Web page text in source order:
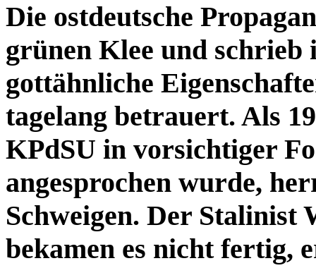
Die ostdeutsche
grünen Klee und
gottähnliche
tagelang betrauert. Als
KPdSU in vorsichtiger
angesprochen wurde,
Schweigen. Der Stalinist
bekamen es nicht fertig,